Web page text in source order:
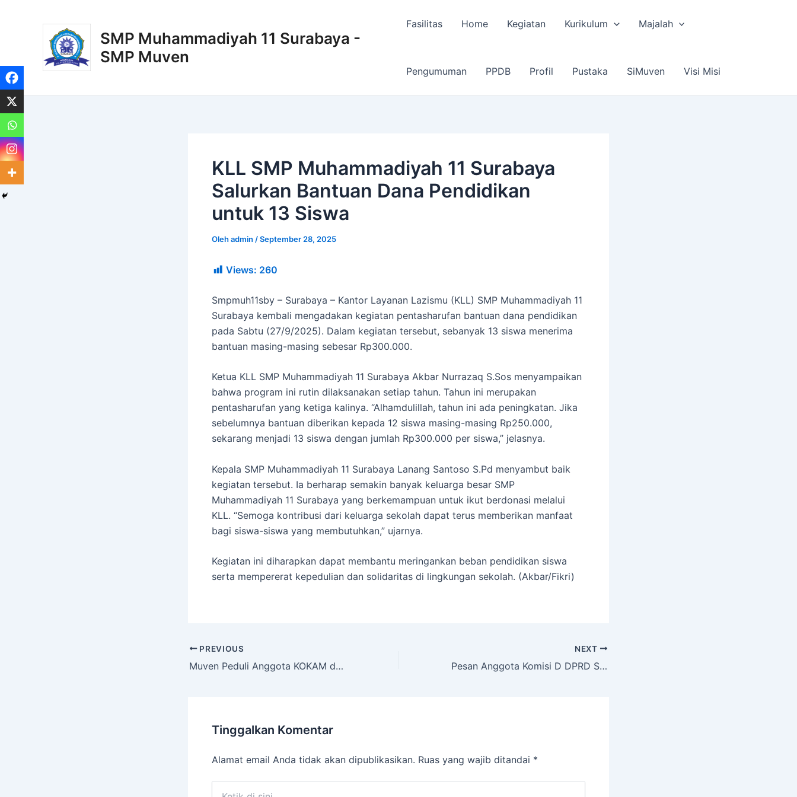
SMP Muhammadiyah 11 Surabaya -
SMP Muven
Fasilitas Home Kegiatan Kurikulum Majalah
Pengumuman PPDB Profil Pustaka SiMuven Visi Misi
KLL SMP Muhammadiyah 11 Surabaya
Salurkan Bantuan Dana Pendidikan
untuk 13 Siswa
Olehadmin /September 28, 2025
Views: 260
Smpmuh11sby – Surabaya – Kantor Layanan Lazismu (KLL) SMP Muhammadiyah 11
Surabaya kembali mengadakan kegiatan pentasharufan bantuan dana pendidikan
pada Sabtu (27/9/2025). Dalam kegiatan tersebut, sebanyak 13 siswa menerima
bantuan masing-masing sebesar Rp300.000.
Ketua KLL SMP Muhammadiyah 11 Surabaya Akbar Nurrazaq S.Sos menyampaikan
bahwa program ini rutin dilaksanakan setiap tahun. Tahun ini merupakan
pentasharufan yang ketiga kalinya. “Alhamdulillah, tahun ini ada peningkatan. Jika
sebelumnya bantuan diberikan kepada 12 siswa masing-masing Rp250.000,
sekarang menjadi 13 siswa dengan jumlah Rp300.000 per siswa,” jelasnya.
Kepala SMP Muhammadiyah 11 Surabaya Lanang Santoso S.Pd menyambut baik
kegiatan tersebut. Ia berharap semakin banyak keluarga besar SMP
Muhammadiyah 11 Surabaya yang berkemampuan untuk ikut berdonasi melalui
KLL. “Semoga kontribusi dari keluarga sekolah dapat terus memberikan manfaat
bagi siswa-siswa yang membutuhkan,” ujarnya.
Kegiatan ini diharapkan dapat membantu meringankan beban pendidikan siswa
serta mempererat kepedulian dan solidaritas di lingkungan sekolah. (Akbar/Fikri)
PREVIOUS
Muven Peduli Anggota KOKAM dan Jamaah At Taqwa yang Terkena Musibah Kebakaran
NEXT
Pesan Anggota Komisi D DPRD Surabaya Dokter Zuhro Saat Launching SPMB Muven
Tinggalkan Komentar
Alamat email Anda tidak akan dipublikasikan. Ruas yang wajib ditandai *